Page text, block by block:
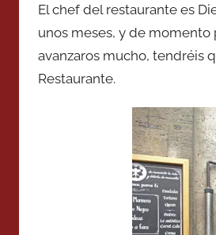
El chef del restaurante es
unos meses, y de momento
avanzaros mucho, tendréis
Restaurante.